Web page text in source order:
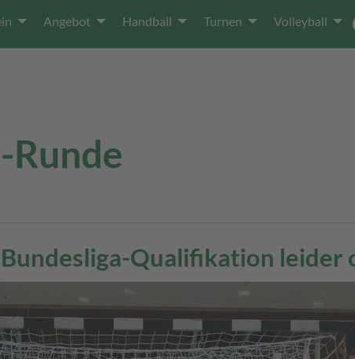
Angebot Handball Turnen Volleyball
Runde
Qualifikation leider